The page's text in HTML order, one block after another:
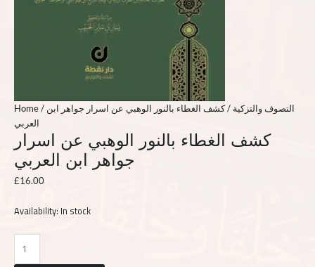
Home/ التصوف والتزكية / كشف الغطاء بالنور الوهبي عن اسرار جواهر ابن
العربي
كشف الغطاء بالنور الوهبي عن اسرار
جواهر ابن العربي
£16.00
Availability: In stock